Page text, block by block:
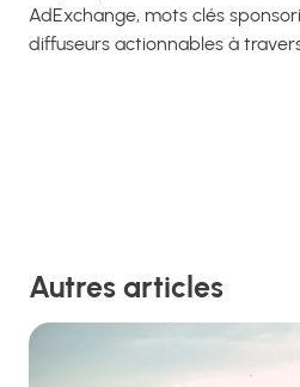
AdExchange, mots clés
diffuseurs actionnables à
Autres articles